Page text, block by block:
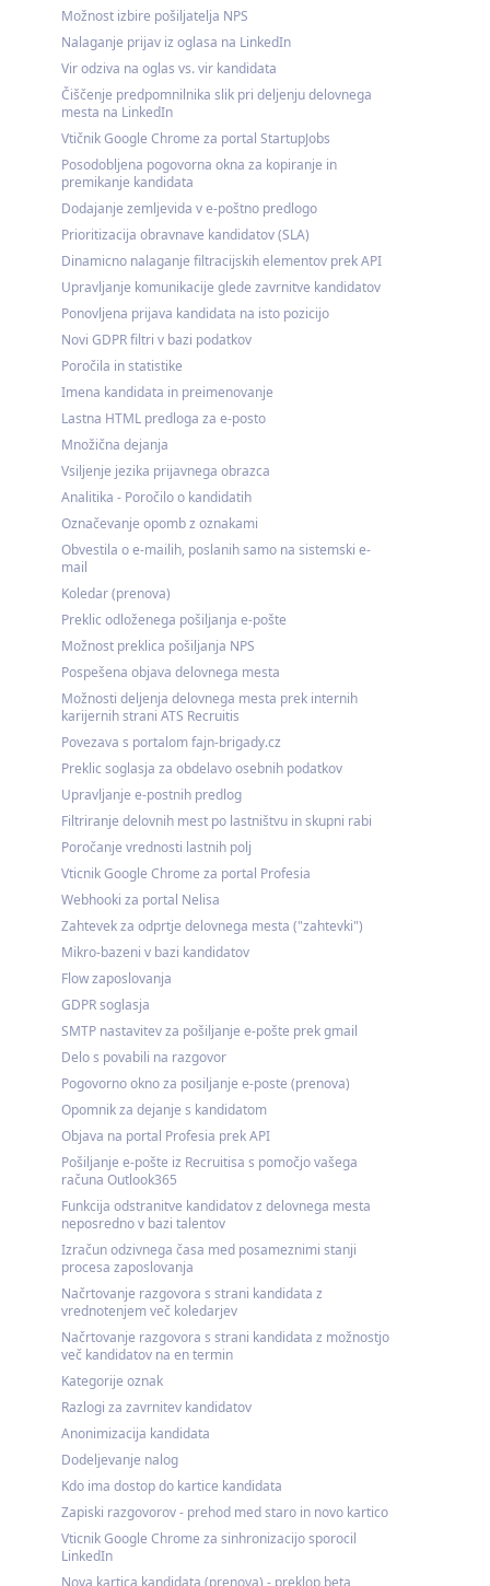
Možnost izbire pošiljatelja NPS
Nalaganje prijav iz oglasa na LinkedIn
Vir odziva na oglas vs. vir kandidata
Čiščenje predpomnilnika slik pri deljenju delovnega
mesta na LinkedIn
Vtičnik Google Chrome za portal StartupJobs
Posodobljena pogovorna okna za kopiranje in
premikanje kandidata
Dodajanje zemljevida v e-poštno predlogo
Prioritizacija obravnave kandidatov (SLA)
Dinamicno nalaganje filtracijskih elementov prek API
Upravljanje komunikacije glede zavrnitve kandidatov
Ponovljena prijava kandidata na isto pozicijo
Novi GDPR filtri v bazi podatkov
Poročila in statistike
Imena kandidata in preimenovanje
Lastna HTML predloga za e-posto
Množična dejanja
Vsiljenje jezika prijavnega obrazca
Analitika - Poročilo o kandidatih
Označevanje opomb z oznakami
Obvestila o e-mailih, poslanih samo na sistemski e-
mail
Koledar (prenova)
Preklic odloženega pošiljanja e-pošte
Možnost preklica pošiljanja NPS
Pospešena objava delovnega mesta
Možnosti deljenja delovnega mesta prek internih
karijernih strani ATS Recruitis
Povezava s portalom fajn-brigady.cz
Preklic soglasja za obdelavo osebnih podatkov
Upravljanje e-postnih predlog
Filtriranje delovnih mest po lastništvu in skupni rabi
Poročanje vrednosti lastnih polj
Vticnik Google Chrome za portal Profesia
Webhooki za portal Nelisa
Zahtevek za odprtje delovnega mesta ("zahtevki")
Mikro-bazeni v bazi kandidatov
Flow zaposlovanja
GDPR soglasja
SMTP nastavitev za pošiljanje e-pošte prek gmail
Delo s povabili na razgovor
Pogovorno okno za posiljanje e-poste (prenova)
Opomnik za dejanje s kandidatom
Objava na portal Profesia prek API
Pošiljanje e-pošte iz Recruitisa s pomočjo vašega
računa Outlook365
Funkcija odstranitve kandidatov z delovnega mesta
neposredno v bazi talentov
Izračun odzivnega časa med posameznimi stanji
procesa zaposlovanja
Načrtovanje razgovora s strani kandidata z
vrednotenjem več koledarjev
Načrtovanje razgovora s strani kandidata z možnostjo
več kandidatov na en termin
Kategorije oznak
Razlogi za zavrnitev kandidatov
Anonimizacija kandidata
Dodeljevanje nalog
Kdo ima dostop do kartice kandidata
Zapiski razgovorov - prehod med staro in novo kartico
Vticnik Google Chrome za sinhronizacijo sporocil
LinkedIn
Nova kartica kandidata (prenova) - preklop beta